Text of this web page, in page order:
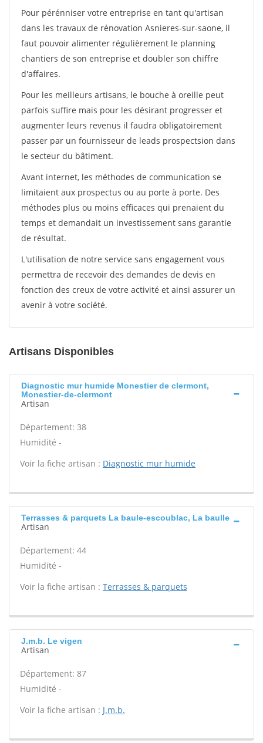
Pour pérénniser votre entreprise en tant qu'artisan
dans les travaux de rénovation Asnieres-sur-saone, il
faut pouvoir alimenter régulièrement le planning
chantiers de son entreprise et doubler son chiffre
d'affaires.
Pour les meilleurs artisans, le bouche à oreille peut
parfois suffire mais pour les désirant progresser et
augmenter leurs revenus il faudra obligatoirement
passer par un fournisseur de leads prospectsion dans
le secteur du bâtiment.
Avant internet, les méthodes de communication se
limitaient aux prospectus ou au porte à porte. Des
méthodes plus ou moins efficaces qui prenaient du
temps et demandait un investissement sans garantie
de résultat.
L'utilisation de notre service sans engagement vous
permettra de recevoir des demandes de devis en
fonction des creux de votre activité et ainsi assurer un
avenir à votre société.
Artisans Disponibles
Diagnostic mur humide Monestier de clermont,
Monestier-de-clermont
Artisan
Département: 38
Humidité -
Voir la fiche artisan : Diagnostic mur humide
Terrasses & parquets La baule-escoublac, La baulle
Artisan
Département: 44
Humidité -
Voir la fiche artisan : Terrasses & parquets
J.m.b. Le vigen
Artisan
Département: 87
Humidité -
Voir la fiche artisan : J.m.b.